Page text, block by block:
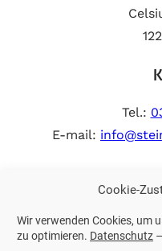
Cookie-
Wir verwenden Cookies, um
zu optimieren. Datenschutz –
Tel.:
E-mail: